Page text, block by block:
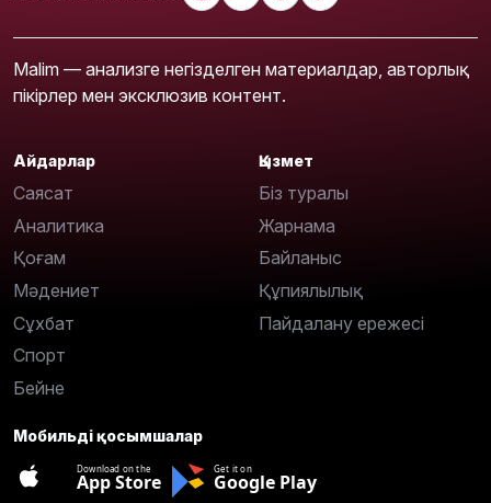
Malim — анализге негізделген материалдар, авторлық
пікірлер мен эксклюзив контент.
Айдарлар
Саясат
Аналитика
Қоғам
Мәдениет
Сұхбат
Спорт
Бейне
Қызмет
Біз туралы
Жарнама
Байланыс
Құпиялылық
Пайдалану ережесі
Мобильді қосымшалар
Download on the
App Store
Get it on
Google Play